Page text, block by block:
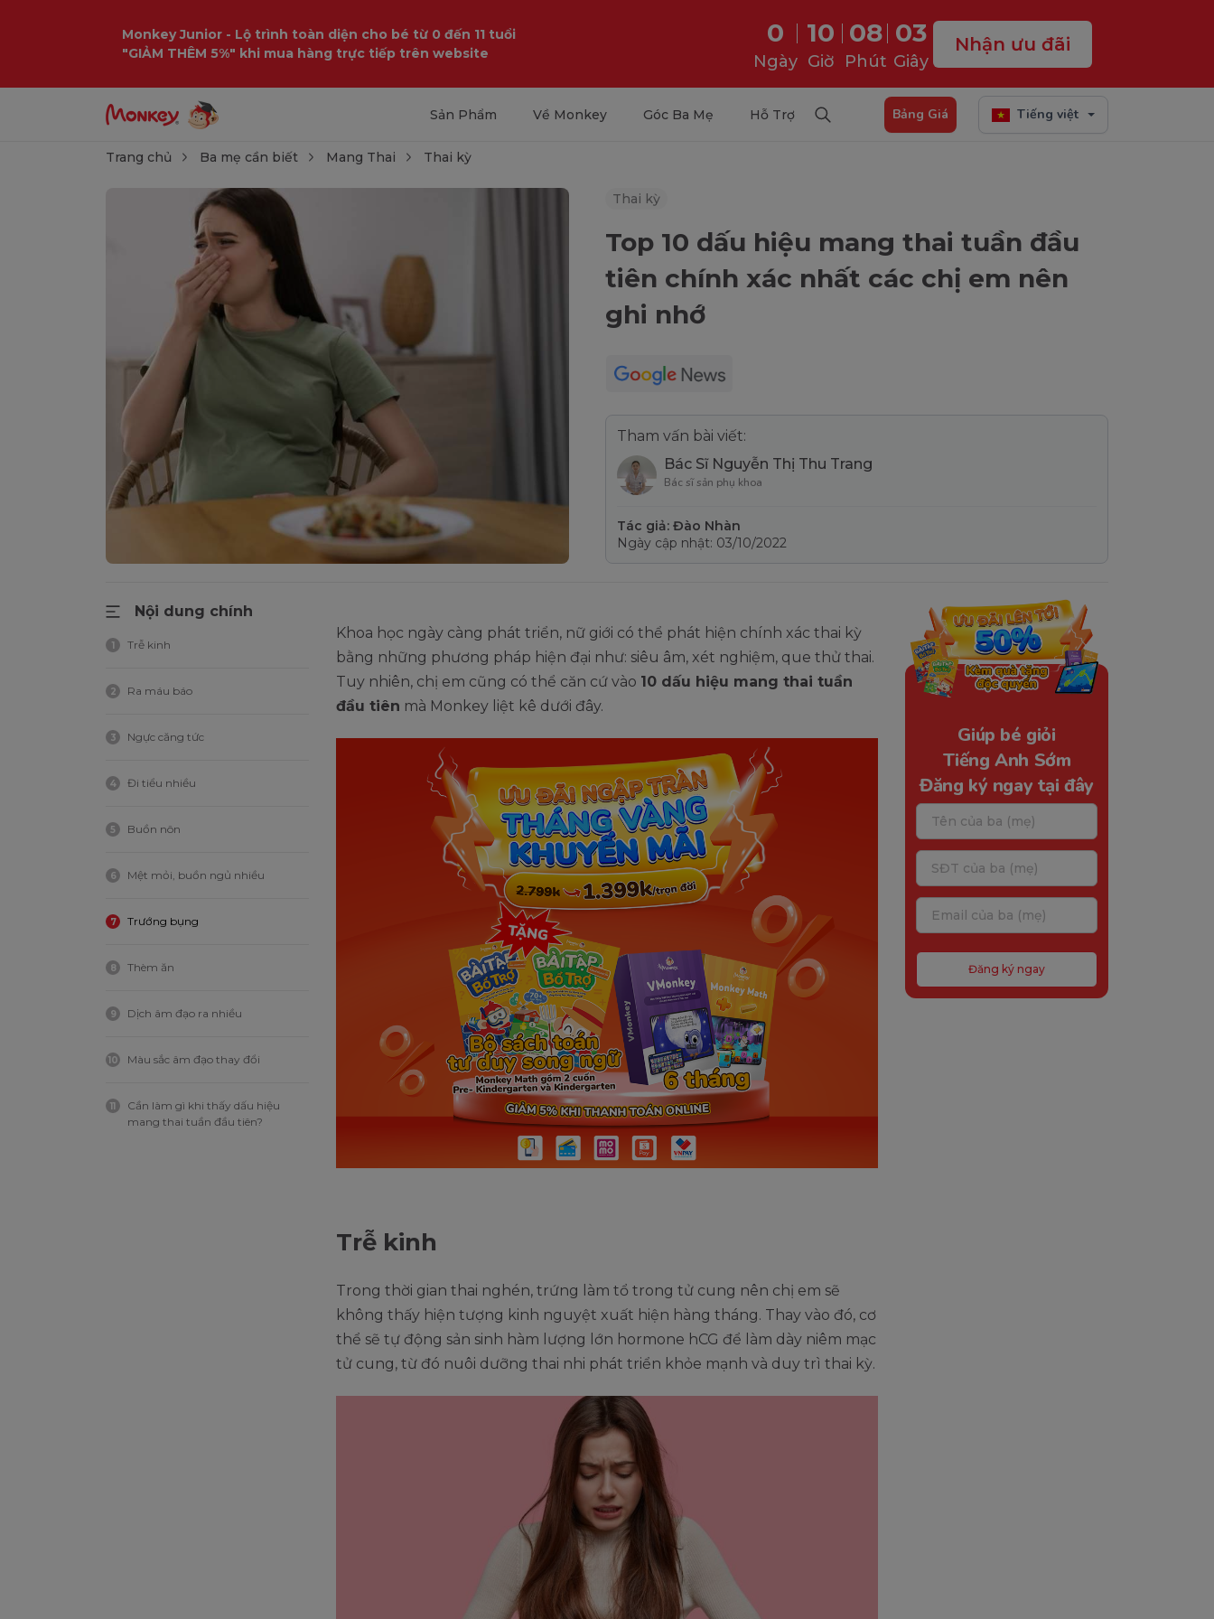
Monkey Junior - Lộ trình toàn diện cho bé từ 0 đến 11 tuổi
"GIẢM THÊM 5%" khi mua hàng trực tiếp trên website
0
Ngày
10
Giờ
08
Phút
01
Giây
Nhận ưu đãi
Sản Phẩm Về Monkey Góc Ba Mẹ Hỗ Trợ Bảng Giá Tiếng việt
Trang chủ Ba mẹ cần biết Mang Thai Thai kỳ
Thai kỳ
Top 10 dấu hiệu mang thai tuần đầu
tiên chính xác nhất các chị em nên
ghi nhớ
Tham vấn bài viết:
Bác Sĩ Nguyễn Thị Thu Trang
Bác sĩ sản phụ khoa
Tác giả: Đào Nhàn
Ngày cập nhật: 03/10/2022
Nội dung chính
1 Trễ kinh
2 Ra máu báo
3 Ngực căng tức
4 Đi tiểu nhiều
5 Buồn nôn
6 Mệt mỏi, buồn ngủ nhiều
7 Trướng bụng
8 Thèm ăn
9 Dịch âm đạo ra nhiều
10 Màu sắc âm đạo thay đổi
11
Cần làm gì khi thấy dấu hiệu
mang thai tuần đầu tiên?
Khoa học ngày càng phát triển, nữ giới có thể phát hiện chính xác thai kỳ
bằng những phương pháp hiện đại như: siêu âm, xét nghiệm, que thử thai.
Tuy nhiên, chị em cũng có thể căn cứ vào 10 dấu hiệu mang thai tuần
đầu tiên mà Monkey liệt kê dưới đây.
Trễ kinh
Trong thời gian thai nghén, trứng làm tổ trong tử cung nên chị em sẽ
không thấy hiện tượng kinh nguyệt xuất hiện hàng tháng. Thay vào đó, cơ
thể sẽ tự động sản sinh hàm lượng lớn hormone hCG để làm dày niêm mạc
tử cung, từ đó nuôi dưỡng thai nhi phát triển khỏe mạnh và duy trì thai kỳ.
Giúp bé giỏi
Tiếng Anh Sớm
Đăng ký ngay tại đây
Đăng ký ngay